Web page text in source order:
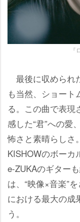
最後に収められ
も当然、ショー
る。この曲で表現
感した“君”への愛
怖さと素晴らしさ
KISHOWのボーカ
e-ZUKAのギター
は、“映像×音楽”
における最大の成
う。